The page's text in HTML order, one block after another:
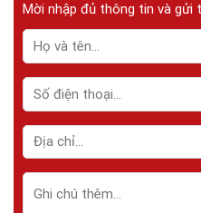
Mời nhập đủ thông tin và gửi